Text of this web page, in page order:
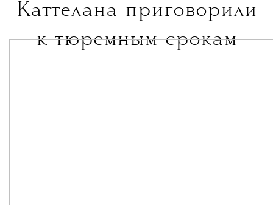
Каттелана приговорили
к тюремным срокам